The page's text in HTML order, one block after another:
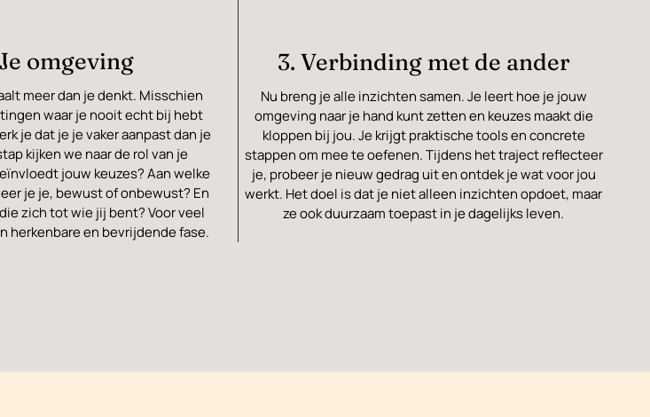
omgeving
meer dan je denkt. Misschien
waar je nooit echt bij hebt
je dat je je vaker aanpast dan je
kijken we naar de rol van je
jouw keuzes? Aan welke
je je, bewust of onbewust? En
zich tot wie jij bent? Voor veel
herkenbare en bevrijdende fase.
3. Verbinding met de ander
Nu breng je alle inzichten samen. Je leert hoe je jouw
omgeving naar je hand kunt zetten en keuzes maakt die
kloppen bij jou. Je krijgt praktische tools en concrete
stappen om mee te oefenen. Tijdens het traject reflecteer
je, probeer je nieuw gedrag uit en ontdek je wat voor jou
werkt. Het doel is dat je niet alleen inzichten opdoet, maar
ze ook duurzaam toepast in je dagelijks leven.